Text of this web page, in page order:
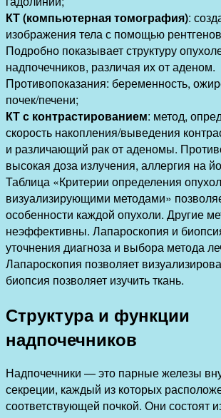
КТ (компьютерная томография):
изображения тела с помощью
Подробно показывает структуру
надпочечников, различая их от аденом.
Противопоказания: беременность,
почек/печени;
КТ с контрастированием: метод,
скорость накопления/выведения
и различающий рак от аденомы.
высокая доза излучения, аллергия на
Таблица «Критерии определения
визуализирующими методами»
особенности каждой опухоли. Другие
неэффективны. Лапароскопия и
уточнения диагноза и выбора метода
Лапароскопия позволяет
биопсия позволяет изучить ткань.
Структура и функции
надпочечников
Надпочечники — это парные железы
секреции, каждый из которых
соответствующей почкой. Они состоят